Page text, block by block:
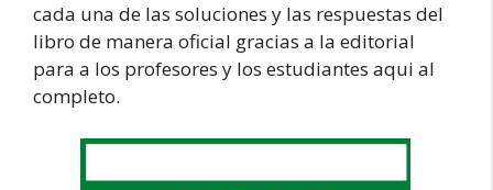
cada una de las soluciones y las respuestas del
libro de manera oficial gracias a la editorial
para a los profesores y los estudiantes aqui al
completo.